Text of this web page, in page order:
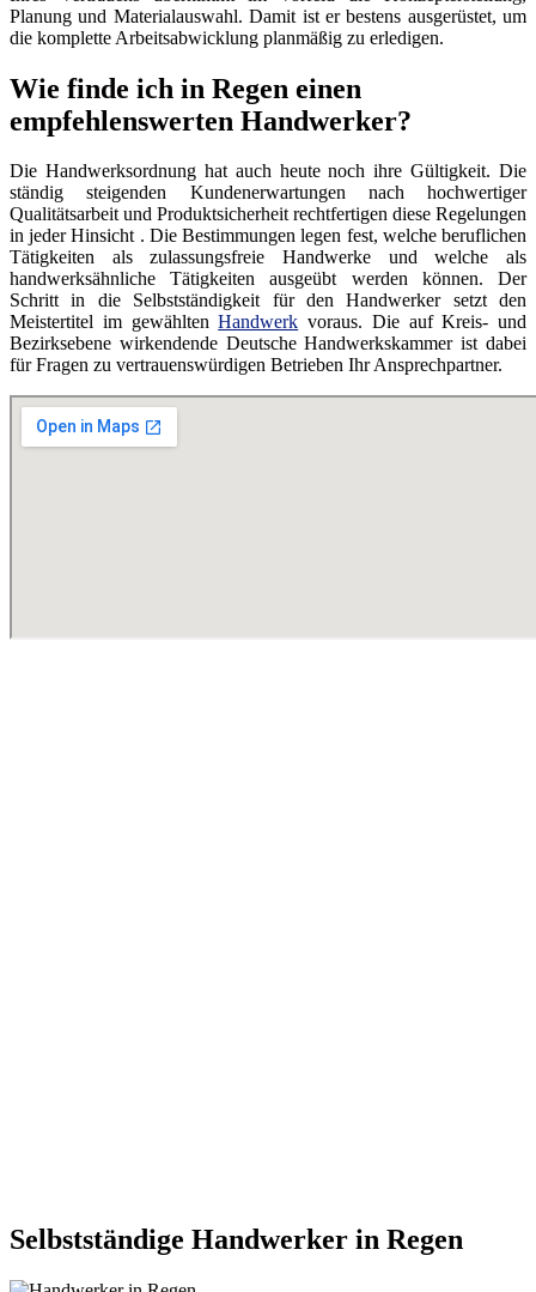
Planung und Materialauswahl. Damit ist er bestens ausgerüstet, um
die komplette Arbeitsabwicklung planmäßig zu erledigen.
Wie finde ich in Regen einen
empfehlenswerten Handwerker?
Die Handwerksordnung hat auch heute noch ihre Gültigkeit. Die
ständig steigenden Kundenerwartungen nach hochwertiger
Qualitätsarbeit und Produktsicherheit rechtfertigen diese Regelungen
in jeder Hinsicht . Die Bestimmungen legen fest, welche beruflichen
Tätigkeiten als zulassungsfreie Handwerke und welche als
handwerksähnliche Tätigkeiten ausgeübt werden können. Der
Schritt in die Selbstständigkeit für den Handwerker setzt den
Meistertitel im gewähltenHandwerk voraus. Die auf Kreis- und
Bezirksebene wirkendende Deutsche Handwerkskammer ist dabei
für Fragen zu vertrauenswürdigen Betrieben Ihr Ansprechpartner.
Selbstständige Handwerker in Regen